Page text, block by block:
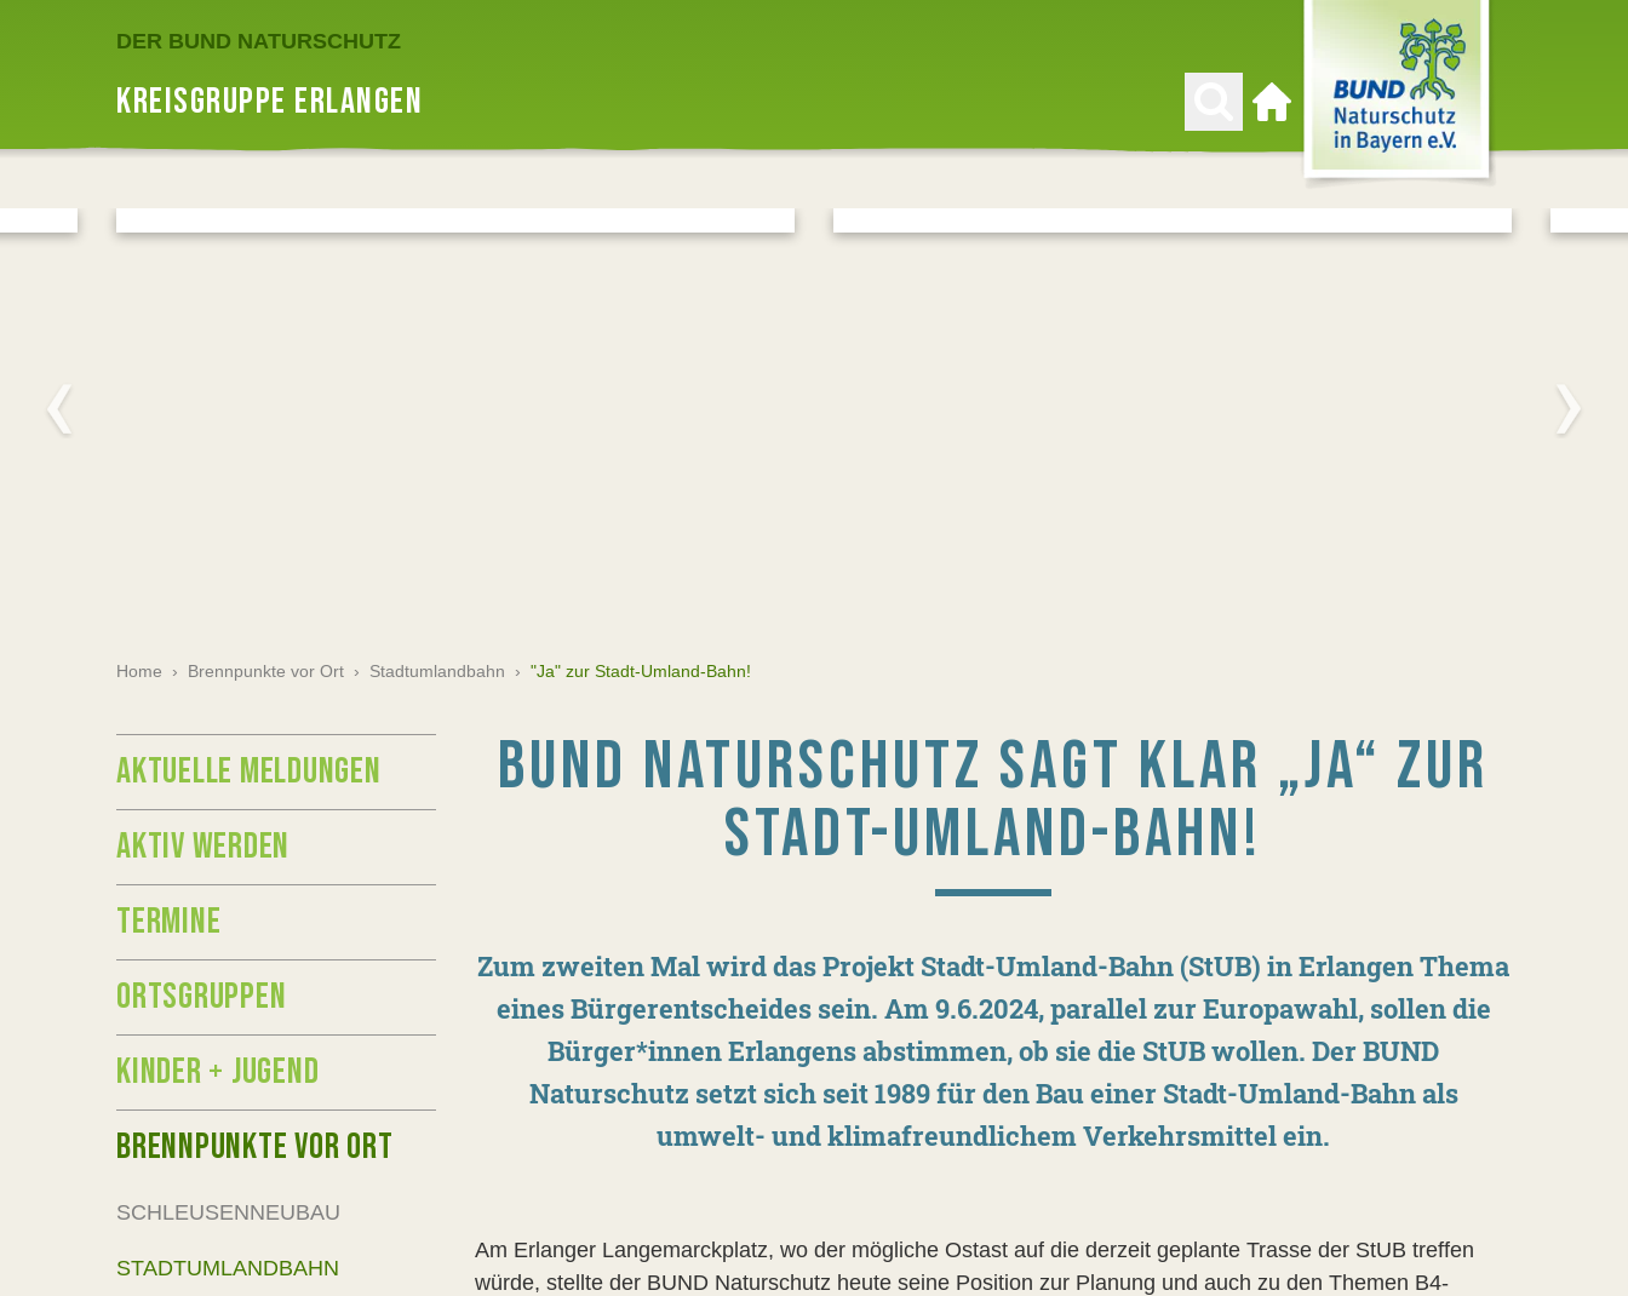
DER BUND NATURSCHUTZ
KREISGRUPPE ERLANGEN
Zur Startseite
Home › Brennpunkte vor Ort › Stadtumlandbahn › "Ja" zur Stadt-Umland-Bahn!
BUND NATURSCHUTZ SAGT KLAR „JA“ ZUR
STADT-UMLAND-BAHN!
Zum zweiten Mal wird das Projekt Stadt-Umland-Bahn (StUB) in Erlangen Thema
eines Bürgerentscheides sein. Am 9.6.2024, parallel zur Europawahl, sollen die
Bürger*innen Erlangens abstimmen, ob sie die StUB wollen. Der BUND
Naturschutz setzt sich seit 1989 für den Bau einer Stadt-Umland-Bahn als
umwelt- und klimafreundlichem Verkehrsmittel ein.
Am Erlanger Langemarckplatz, wo der mögliche Ostast auf die derzeit geplante Trasse der StUB treffen
würde, stellte der BUND Naturschutz heute seine Position zur Planung und auch zu den Themen B4-
AKTUELLE MELDUNGEN
AKTIV WERDEN
TERMINE
ORTSGRUPPEN
KINDER + JUGEND
BRENNPUNKTE VOR ORT
SCHLEUSENNEUBAU
STADTUMLANDBAHN